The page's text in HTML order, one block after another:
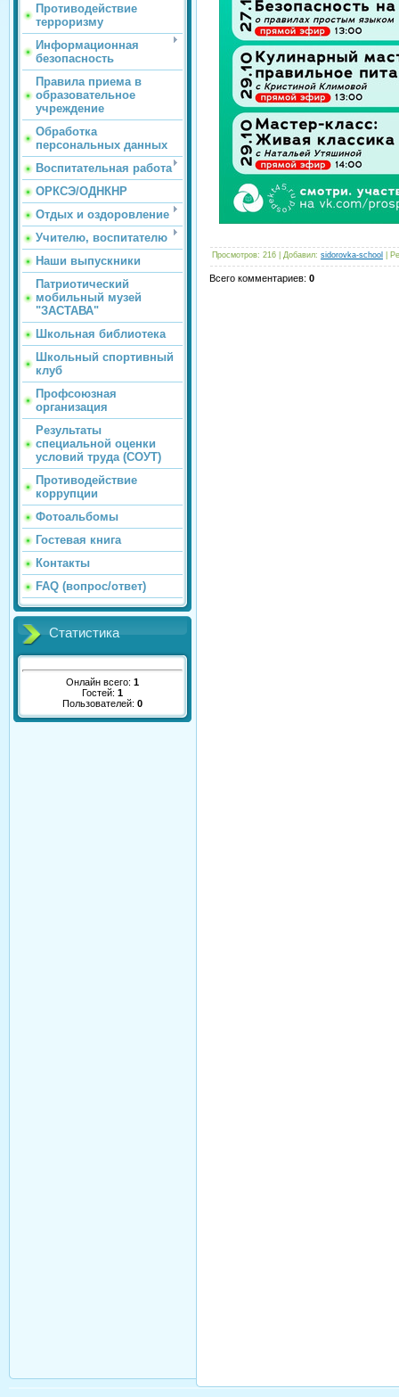
Противодействие
терроризму
Информационная
безопасность
Правила приема в
образовательное
учреждение
Обработка
персональных данных
Воспитательная работа
ОРКСЭ/ОДНКНР
Отдых и оздоровление
Учителю, воспитателю
Наши выпускники
Патриотический
мобильный музей
"ЗАСТАВА"
Школьная библиотека
Школьный спортивный
клуб
Профсоюзная
организация
Результаты
специальной оценки
условий труда (СОУТ)
Противодействие
коррупции
Фотоальбомы
Гостевая книга
Контакты
FAQ (вопрос/ответ)
Статистика
Онлайн всего: 1
Гостей: 1
Пользователей: 0
Просмотров: 216 Добавил: sidorovka-school
Всего комментариев: 0